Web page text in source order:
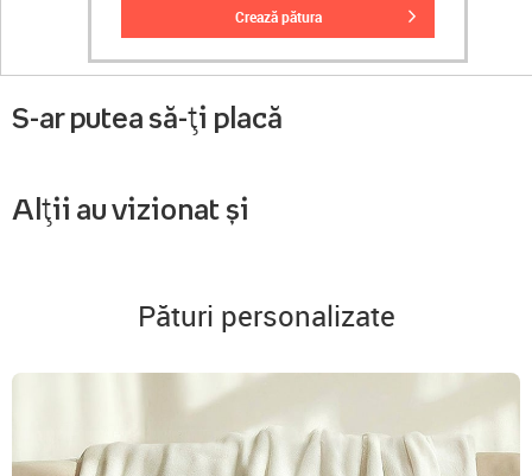
crează pătura
S-ar putea să-ți placă
Alții au vizionat și
Pături personalizate